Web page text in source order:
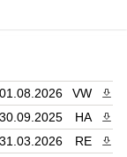
01.08.2026 VW
30.09.2025 HA
31.03.2026 RE